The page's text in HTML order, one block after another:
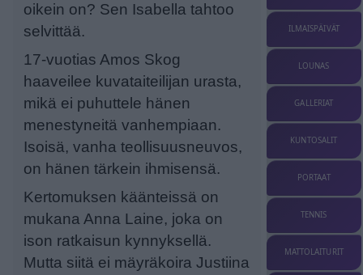
oikein on? Sen Isabella tahtoo
selvittää.
17-vuotias Amos Skog
haaveilee kuvataiteilijan urasta,
mikä ei puhuttele hänen
menestyneitä vanhempiaan.
Isoisä, vanha teollisuusneuvos,
on hänen tärkein ihmisensä.
Kertomuksen käänteissä on
mukana Anna Laine, joka on
ison ratkaisun kynnyksellä.
Mutta siitä ei mäyräkoira Justiina
ILMAISPÄIVÄT
LOUNAS
GALLERIAT
KUNTOSALIT
PORTAAT
TENNIS
MATTOLAITURIT